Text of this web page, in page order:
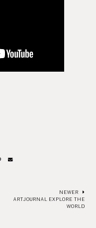
NEWER
ARTJOURNAL EXPLORE THE
WORLD